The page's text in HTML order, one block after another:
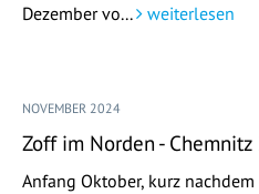
Dezember vo...
weiterlesen
NOVEMBER 2024
Zoff im Norden - Chemnitz
Anfang Oktober, kurz